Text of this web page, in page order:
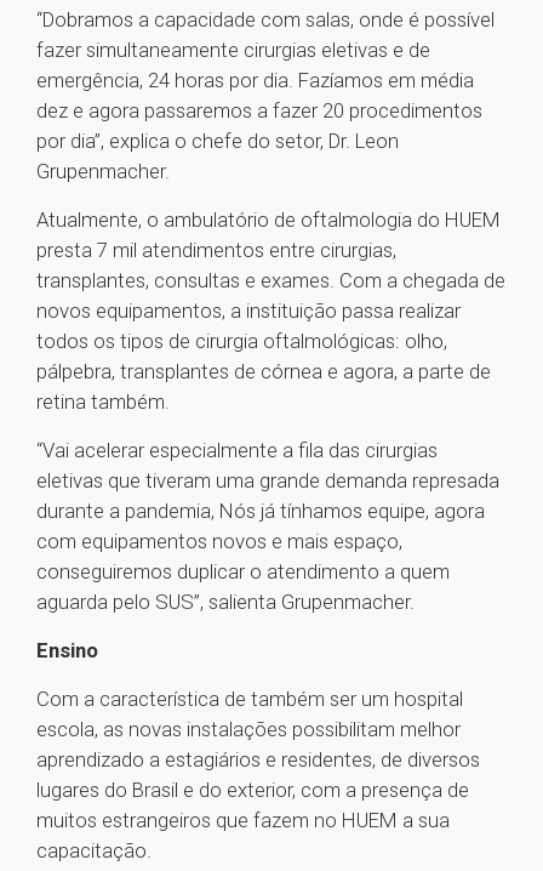
“Dobramos a capacidade com salas, onde é possível
fazer simultaneamente cirurgias eletivas e de
emergência, 24 horas por dia. Fazíamos em média
dez e agora passaremos a fazer 20 procedimentos
por dia”, explica o chefe do setor, Dr. Leon
Grupenmacher.
Atualmente, o ambulatório de oftalmologia do HUEM
presta 7 mil atendimentos entre cirurgias,
transplantes, consultas e exames. Com a chegada de
novos equipamentos, a instituição passa realizar
todos os tipos de cirurgia oftalmológicas: olho,
pálpebra, transplantes de córnea e agora, a parte de
retina também.
“Vai acelerar especialmente a fila das cirurgias
eletivas que tiveram uma grande demanda represada
durante a pandemia, Nós já tínhamos equipe, agora
com equipamentos novos e mais espaço,
conseguiremos duplicar o atendimento a quem
aguarda pelo SUS”, salienta Grupenmacher.
Ensino
Com a característica de também ser um hospital
escola, as novas instalações possibilitam melhor
aprendizado a estagiários e residentes, de diversos
lugares do Brasil e do exterior, com a presença de
muitos estrangeiros que fazem no HUEM a sua
capacitação.